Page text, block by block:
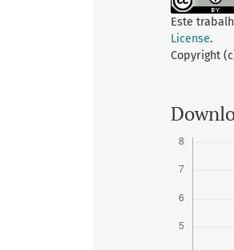
Este
License.
Copyright